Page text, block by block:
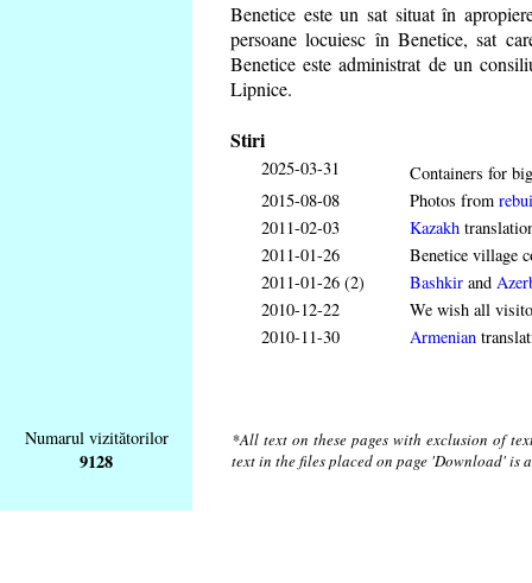
Benetice este un sat situat în
persoane locuiesc în Benetice, sat
Benetice este administrat de un
Lipnice.
Stiri
2025-03-31
Containers for
2015-08-08
Photos from
2011-02-03
Kazakh
2011-01-26
Benetice village
2011-01-26 (2)
Bashkir and
2010-12-22
We wish all
2010-11-30
Armenian
Numarul vizitătorilor
9128
*All text on these pages with exclusion of
text in the files placed on page 'Download'